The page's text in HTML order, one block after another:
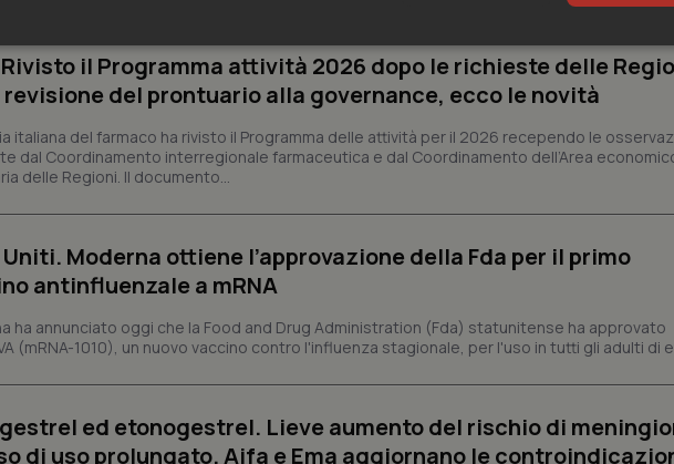
il Programma attività 2026 dopo le richieste delle
revisione del prontuario alla governance, ecco le novità
italiana del farmaco ha rivisto il Programma delle attività per il 2026 recependo le
dal Coordinamento interregionale farmaceutica e dal Coordinamento dell’Area
delle Regioni. Il documento...
Moderna ottiene l’approvazione della Fda per il primo
antinfluenzale a mRNA
ha annunciato oggi che la Food and Drug Administration (Fda) statunitense ha approvato
(mRNA-1010), un nuovo vaccino contro l'influenza stagionale, per l'uso in tutti gli adulti di
ed etonogestrel. Lieve aumento del rischio di
di uso prolungato. Aifa e Ema aggiornano le
Necessari Statistici
I cookie necessari contribuiscono a rendere fruibile il sito web abilitandone funzionalità di base quali la
e l'accesso alle aree protette del sito. Il sito web non è in grado di funzionare correttamente senza questi cookie.
Nome
Fornitore /
VISITOR_PRIVACY_METADATA
YouTube
.youtube.com
5 mesi 4
settimane
Questo cookie viene utilizzato per
scelte di consenso e privacy dell'utente
interazione con il sito. Registra i dati
impostazioni sulla privacy, garantendo
CookieScriptConsent
CookieScript
www.quotidianosanita.it
5 mesi 3
settimane
Questo cookie viene utilizzato dal
Script.com per ricordare le preferenze